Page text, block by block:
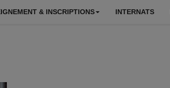
& INSCRIPTIONS INTERNATS